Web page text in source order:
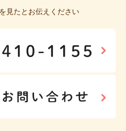
見たとお伝えください